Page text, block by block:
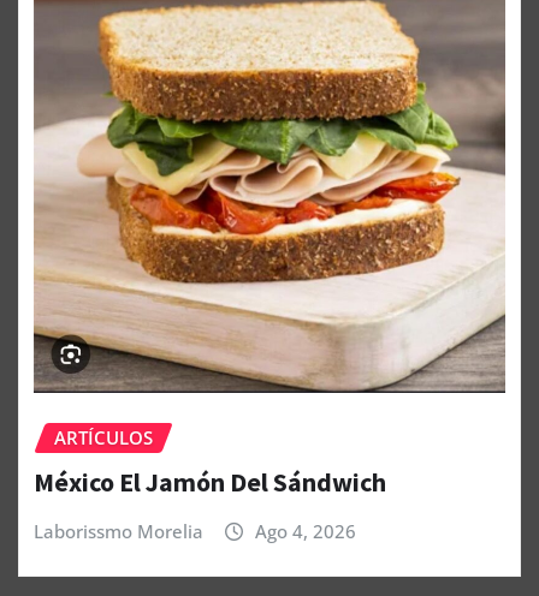
ARTÍCULOS
México El Jamón Del Sándwich
Laborissmo Morelia Ago 4, 2026